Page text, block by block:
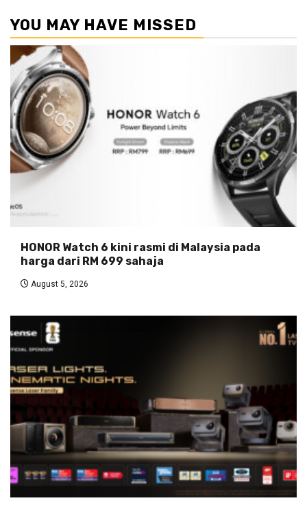
YOU MAY HAVE MISSED
HONOR Watch 6 kini rasmi di Malaysia pada
harga dari RM 699 sahaja
August 5, 2026